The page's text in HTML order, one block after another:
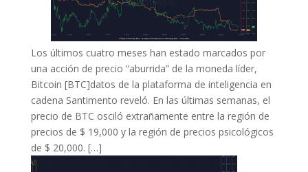
Los últimos cuatro meses han estado marcados por
una acción de precio “aburrida” de la moneda líder,
Bitcoin [BTC]datos de la plataforma de inteligencia en
cadena Santimento reveló. En las últimas semanas, el
precio de BTC osciló extrañamente entre la región de
precios de $ 19,000 y la región de precios psicológicos
de $ 20,000. […]